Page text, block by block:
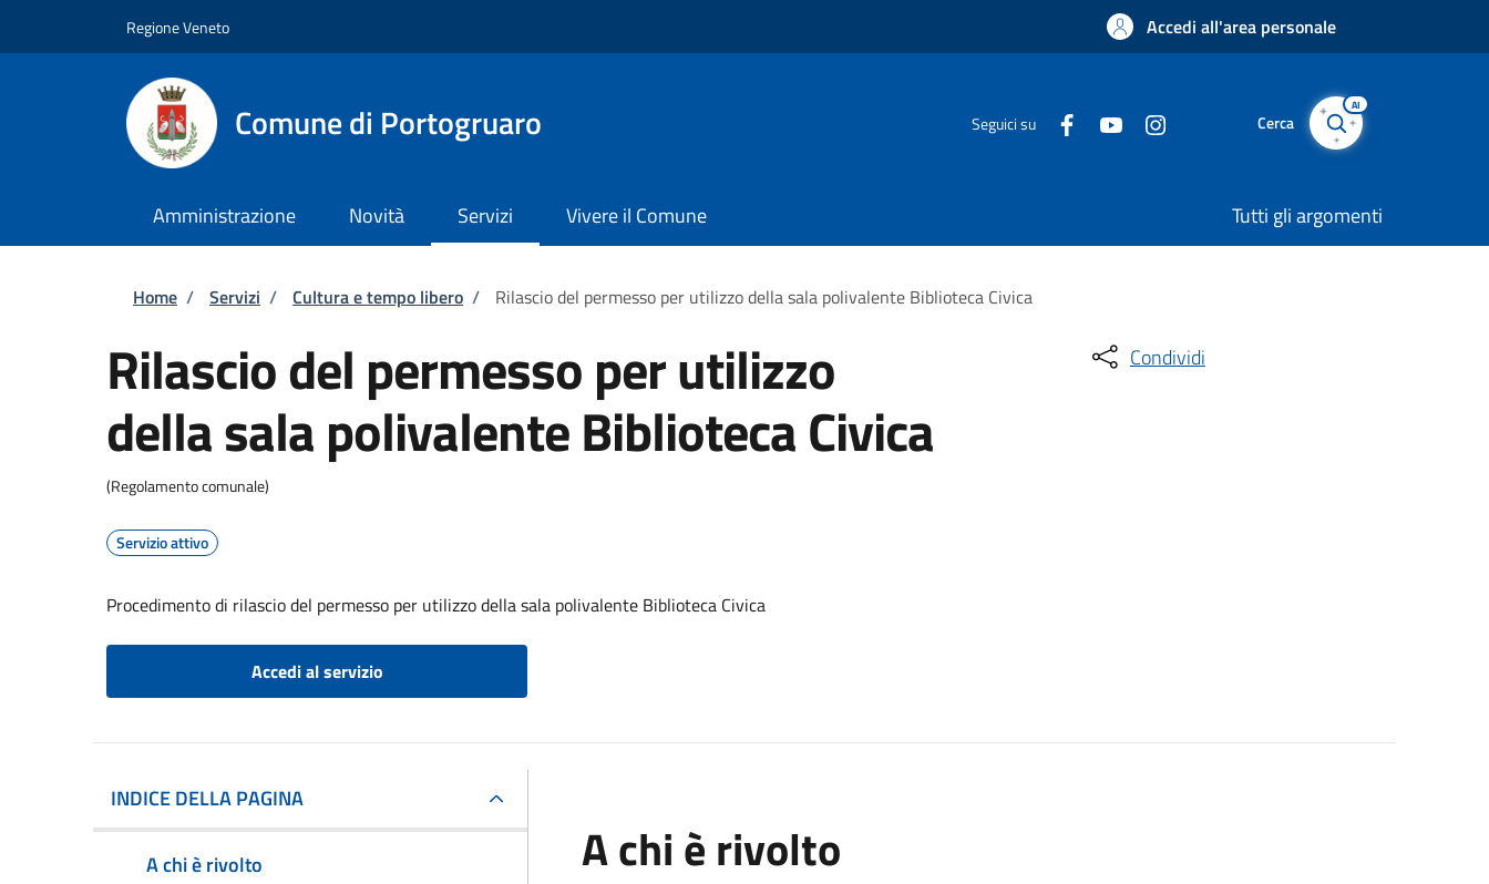
Regione Veneto Accedi all'area personale
Comune di Portogruaro Seguici su Cerca
AI
Amministrazione Novità Servizi Vivere il Comune Tutti gli argomenti
Briciole di pane
Home / Servizi / Cultura e tempo libero / Rilascio del permesso per utilizzo della sala polivalente Biblioteca Civica
Rilascio del permesso per utilizzo
della sala polivalente Biblioteca Civica
(Regolamento comunale)
Servizio attivo
Procedimento di rilascio del permesso per utilizzo della sala polivalente Biblioteca Civica
Accedi al servizio
Condividi
INDICE DELLA PAGINA
A chi è rivolto
A chi è rivolto